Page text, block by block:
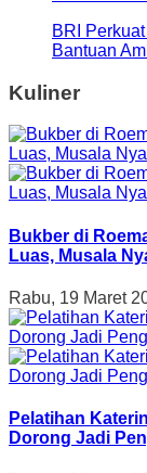
BRI
Bantuan
Kuliner
Bukber di
Luas, Musala
Rabu, 19 Maret
Pelatihan
Dorong Jadi